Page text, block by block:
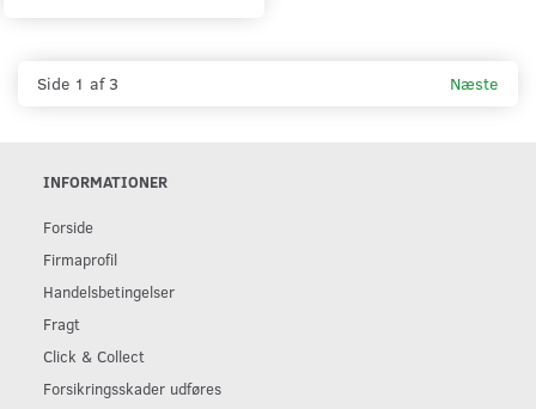
Side 1 af 3 Næste
INFORMATIONER
Forside
Firmaprofil
Handelsbetingelser
Fragt
Click & Collect
Forsikringsskader udføres